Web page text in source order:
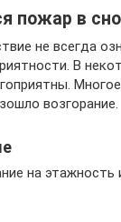
пожар в
не всегда
В
возгорание.
на этажность